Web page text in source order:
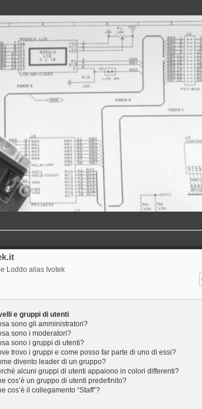
Loddo alias Ivotek
e gruppi di utenti
sono gli amministratori?
sono i moderatori?
sono i gruppi di utenti?
trovo i gruppi e come posso far parte di uno di essi?
divento leader di un gruppo?
alcuni gruppi di utenti appaiono in colori differenti?
cos’è un gruppo di utenti predefinito?
cos’è il collegamento “Staff”?